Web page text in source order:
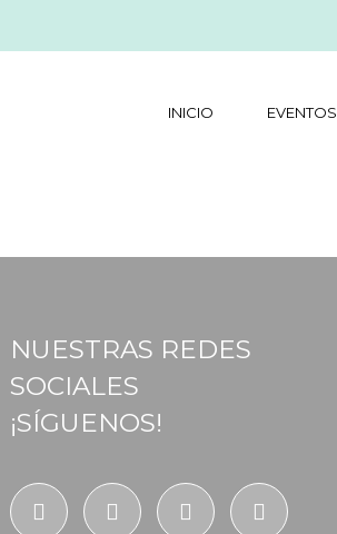
INICIO EVENTOS
NUESTRAS REDES
SOCIALES
¡SÍGUENOS!